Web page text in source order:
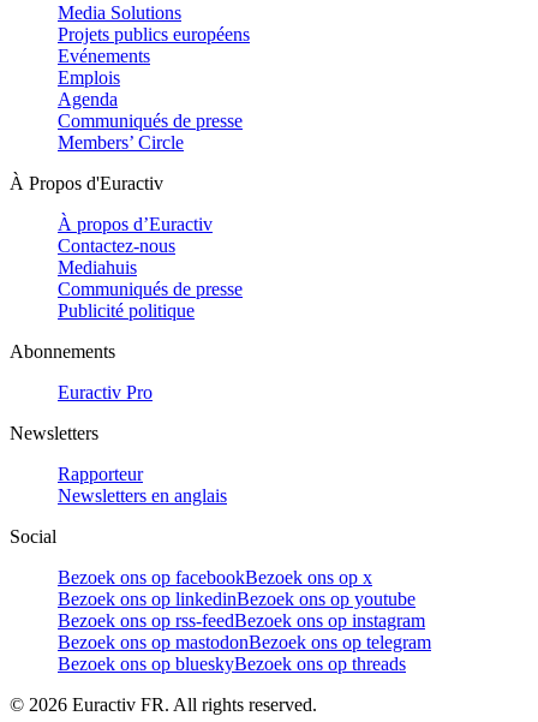
Media Solutions
Projets publics européens
Evénements
Emplois
Agenda
Communiqués de presse
Members’ Circle
À Propos d'Euractiv
À propos d’Euractiv
Contactez-nous
Mediahuis
Communiqués de presse
Publicité politique
Abonnements
Euractiv Pro
Newsletters
Rapporteur
Newsletters en anglais
Social
Bezoek ons op facebookBezoek ons op x
Bezoek ons op linkedinBezoek ons op youtube
Bezoek ons op rss-feedBezoek ons op instagram
Bezoek ons op mastodonBezoek ons op telegram
Bezoek ons op blueskyBezoek ons op threads
© 2026 Euractiv FR. All rights reserved.